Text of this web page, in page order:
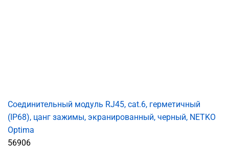
Соединительный модуль RJ45, cat.6, герметичный
(IP68), цанг зажимы, экранированный, черный, NETKO
Optima
56906